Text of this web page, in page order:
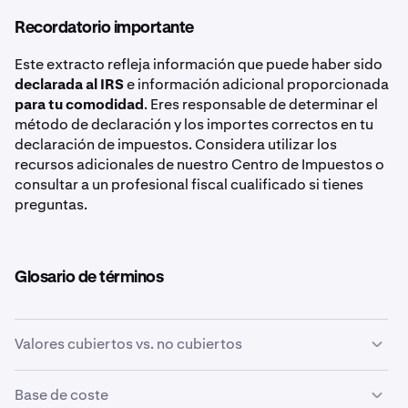
No
Fecha de venta o disposición (excepto para
transacciones de stablecoin que califiquen)
Sí
Sí
1f
Sí
Sí
Aunque Kraken no haga un seguimiento de la base de
coste para los activos transferidos y devueltos, sigues
siendo responsable de declarar con precisión tus
ganancias y pérdidas imponibles.
no custodiadas, como la Kraken Wallet, no es
obligatoria en este momento.
Aun así, debes recopilar los registros en cadena e
incluirlos en tu declaración de impuestos general si
contienen eventos imponibles.
Recordatorio importante
Este extracto refleja información que puede haber sido
declarada al IRSe información adicional proporcionada
para tu comodidad. Eres responsable de determinar el
método de declaración y los importes correctos en tu
declaración de impuestos. Considera utilizar los
recursos adicionales de nuestro Centro de Impuestos o
consultar a un profesional fiscal cualificado si tienes
preguntas.
Glosario de términos
Valores cubiertos vs. no cubiertos
Estos términos se refieren a la información que un
Base de coste